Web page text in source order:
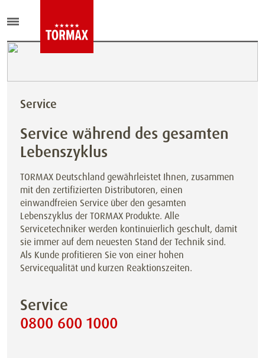
Service
Service während des gesamten
Lebenszyklus
TORMAX Deutschland gewährleistet Ihnen, zusammen
mit den zertifizierten Distributoren, einen
einwandfreien Service über den gesamten
Lebenszyklus der TORMAX Produkte. Alle
Servicetechniker werden kontinuierlich geschult, damit
sie immer auf dem neuesten Stand der Technik sind.
Als Kunde profitieren Sie von einer hohen
Servicequalität und kurzen Reaktionszeiten.
Service
0800 600 1000